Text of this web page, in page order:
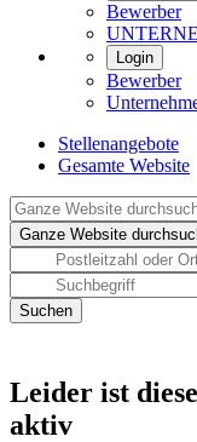
Bewerber
Login
Bewerber
Stellenangebote
Gesamte Website
Leider ist
aktiv